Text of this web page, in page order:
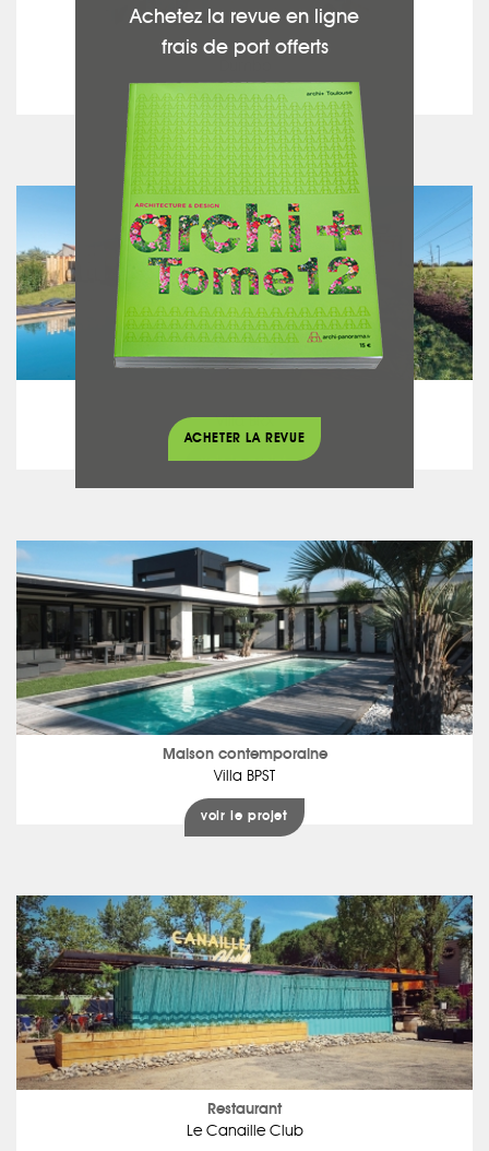
Restaurant
voir le projet
Villa BRX
voir le projet
Maison contemporaine
Villa BPST
voir le projet
Restaurant
Le Canaille Club
Achetez la revue en ligne
frais de port offerts
ACHETER LA REVUE